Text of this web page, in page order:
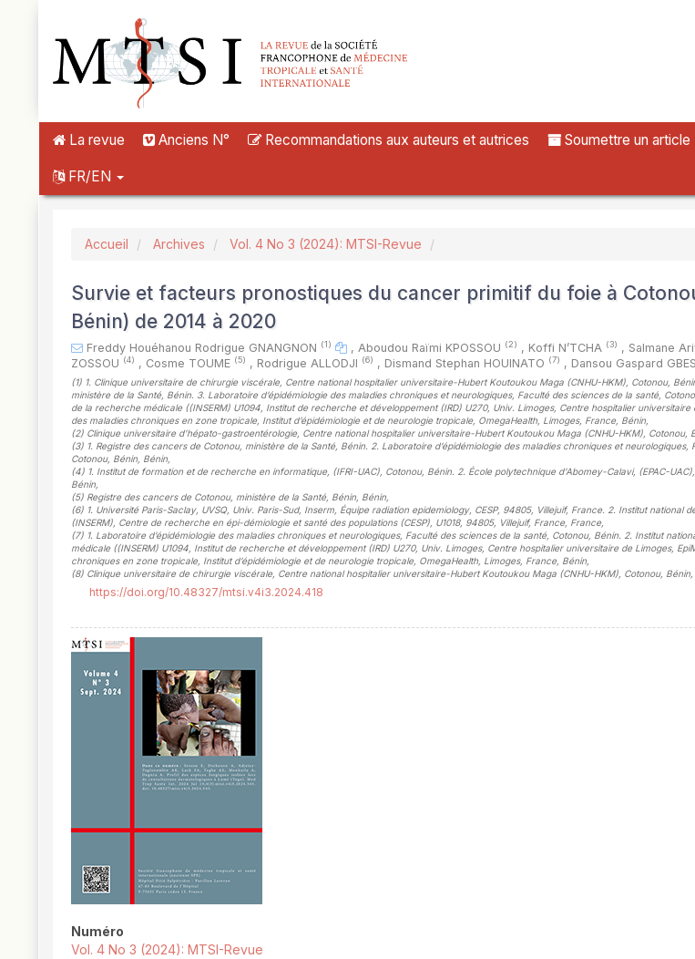
##plugins.themes.novelty.accessible_menu.main_navigation##
##plugins.themes.novelty.accessible_menu.main_content##
##plugins.themes.novelty.accessible_menu.sidebar##
La revue Anciens N° Recommandations aux auteurs et autrices Soumettre un article
FR/EN
Accueil Archives Vol. 4 No 3 (2024): MTSI-Revue
Survie et facteurs pronostiques du cancer primitif du foie à
Bénin) de 2014 à 2020
Freddy Houéhanou Rodrigue GNANGNON (1) , Aboudou Raïmi KPOSSOU (2) , Koffi N’TCHA (3) , Salmane
ZOSSOU (4) , Cosme TOUME (5) , Rodrigue ALLODJI (6) , Dismand Stephan HOUINATO (7) , Dansou Gaspard
(1) 1. Clinique universitaire de chirurgie viscérale, Centre national hospitalier universitaire-Hubert Koutoukou Maga (CNHU-HKM), Cotonou,
ministère de la Santé, Bénin. 3. Laboratoire d’épidémiologie des maladies chroniques et neurologiques, Faculté des sciences de la santé,
de la recherche médicale ((INSERM) U1094, Institut de recherche et développement (IRD) U270, Univ. Limoges, Centre hospitalier universitaire
des maladies chroniques en zone tropicale, Institut d’épidémiologie et de neurologie tropicale, OmegaHealth, Limoges, France, Bénin
(2) Clinique universitaire d’hépato-gastroentérologie, Centre national hospitalier universitaire-Hubert Koutoukou Maga (CNHU-HKM), Cotonou,
(3) 1. Registre des cancers de Cotonou, ministère de la Santé, Bénin. 2. Laboratoire d’épidémiologie des maladies chroniques et neurologiques,
Cotonou, Bénin, Bénin
(4) 1. Institut de formation et de recherche en informatique, (IFRI-UAC), Cotonou, Bénin. 2. École polytechnique d’Abomey-Calavi, (EPAC-
Bénin
(5) Registre des cancers de Cotonou, ministère de la Santé, Bénin, Bénin
(6) 1. Université Paris-Saclay, UVSQ, Univ. Paris-Sud, Inserm, Équipe radiation epidemiology, CESP, 94805, Villejuif, France. 2. Institut national
(INSERM), Centre de recherche en épi-démiologie et santé des populations (CESP), U1018, 94805, Villejuif, France, France,
(7) 1. Laboratoire d’épidémiologie des maladies chroniques et neurologiques, Faculté des sciences de la santé, Cotonou, Bénin. 2. Institut
médicale ((INSERM) U1094, Institut de recherche et développement (IRD) U270, Univ. Limoges, Centre hospitalier universitaire de Limoges,
chroniques en zone tropicale, Institut d’épidémiologie et de neurologie tropicale, OmegaHealth, Limoges, France, Bénin
(8) Clinique universitaire de chirurgie viscérale, Centre national hospitalier universitaire-Hubert Koutoukou Maga (CNHU-HKM), Cotonou, Bénin,
https://doi.org/10.48327/mtsi.v4i3.2024.418
##plugins.themes.novelty.article.sidebar##
Numéro
Vol. 4 No 3 (2024): MTSI-Revue